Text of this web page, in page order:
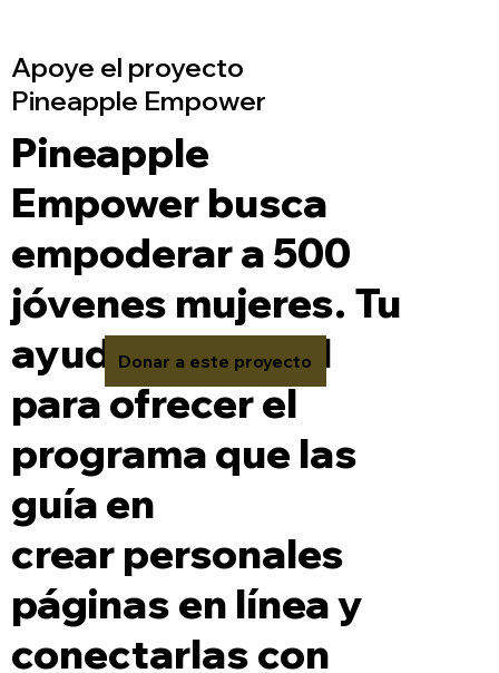
Apoye el proyecto
Pineapple Empower
Pineapple
Empower busca
empoderar a 500
jóvenes mujeres. Tu
ayuda es crucial
para ofrecer el
programa que las
guía en
crear personales
páginas en línea y
conectarlas con
Donar a este proyecto